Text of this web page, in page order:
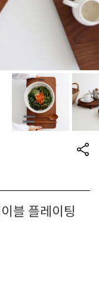
블 플레이팅